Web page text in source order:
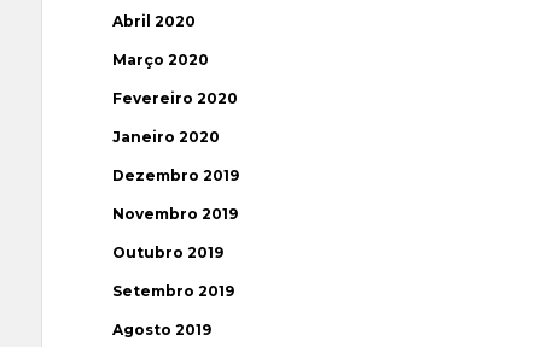
Abril 2020
Março 2020
Fevereiro 2020
Janeiro 2020
Dezembro 2019
Novembro 2019
Outubro 2019
Setembro 2019
Agosto 2019